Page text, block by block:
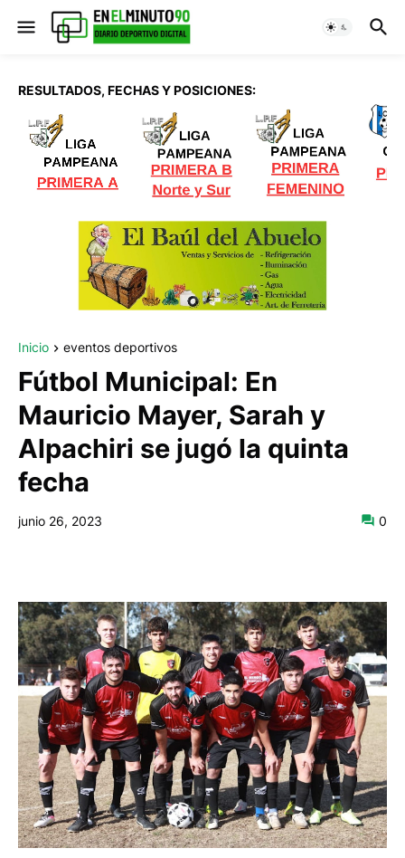
RESULTADOS, FECHAS Y POSICIONES:
Inicio eventos deportivos
Fútbol Municipal: En
Mauricio Mayer, Sarah y
Alpachiri se jugó la quinta
fecha
junio 26, 2023 0